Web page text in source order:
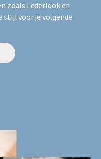
zoals Lederlook en
stijl voor je volgende